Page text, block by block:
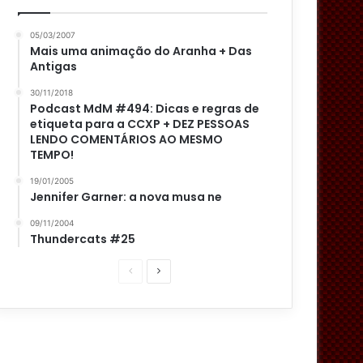
05/03/2007
Mais uma animação do Aranha + Das
Antigas
30/11/2018
Podcast MdM #494: Dicas e regras de
etiqueta para a CCXP + DEZ PESSOAS
LENDO COMENTÁRIOS AO MESMO
TEMPO!
19/01/2005
Jennifer Garner: a nova musa ne
09/11/2004
Thundercats #25